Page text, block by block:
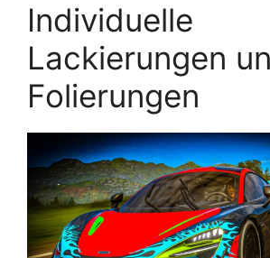
Individuelle
Lackierungen
Folierungen